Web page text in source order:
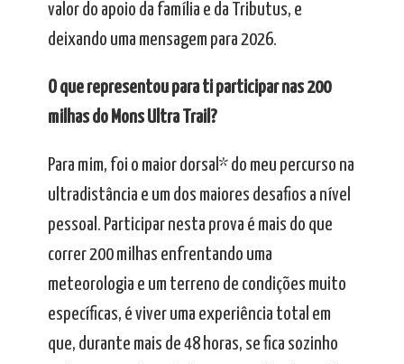
valor do apoio da família e da Tributus, e
deixando uma mensagem para 2026.
O que representou para ti participar nas 200
milhas do Mons Ultra Trail?
Para mim, foi o maior dorsal* do meu percurso na
ultradistância e um dos maiores desafios a nível
pessoal. Participar nesta prova é mais do que
correr 200 milhas enfrentando uma
meteorologia e um terreno de condições muito
específicas, é viver uma experiência total em
que, durante mais de 48 horas, se fica sozinho